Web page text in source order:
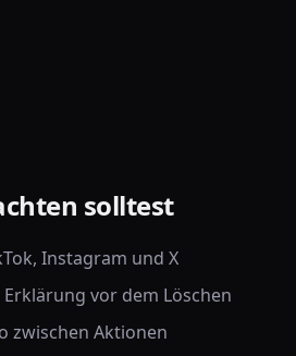
solltest
Instagram und X
vor dem Löschen
zwischen Aktionen